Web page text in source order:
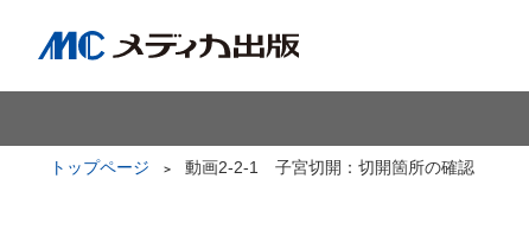
トップページ 動画2-2-1 子宮切開：切開箇所の確認